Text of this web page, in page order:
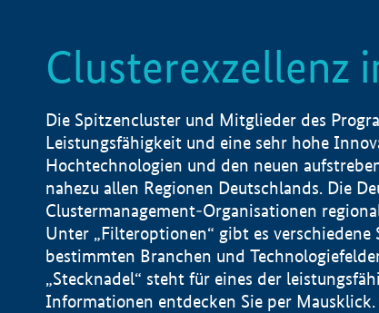
Clusterexzellenz
Die Spitzencluster und Mitglieder des
Leistungsfähigkeit und eine sehr hohe
Hochtechnologien und den neuen
nahezu allen Regionen Deutschlands. Die
Clustermanagement-Organisationen
Unter „Filteroptionen“ gibt es
bestimmten Branchen und
„Stecknadel“ steht für eines der
Informationen entdecken Sie per Mausklick.